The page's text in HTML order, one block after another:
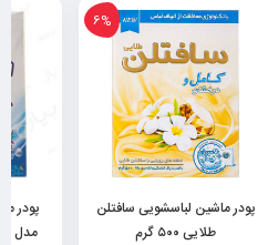
6%
پودر ماشین لباسشویی سافتلن
طلایی ۵۰۰ گرم
پودر